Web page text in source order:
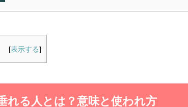
[表示する]
れる人とは？意味と使われ方